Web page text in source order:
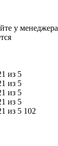
у менеджера
102